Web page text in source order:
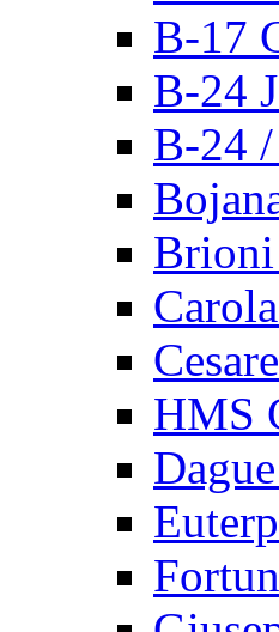
B-17
B-24
B-24
HMS